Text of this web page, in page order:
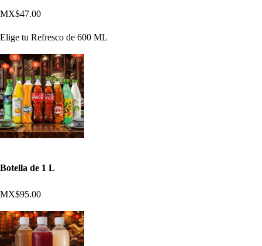
MX$47.00
Elige tu Refresco de 600 ML
Botella de 1 L
MX$95.00